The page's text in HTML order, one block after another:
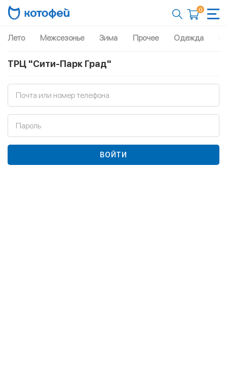
0
Лето Межсезонье Зима Прочее Одежда
ТРЦ "Сити-Парк Град"
Почта или номер телефона
Пароль
ВОЙТИ